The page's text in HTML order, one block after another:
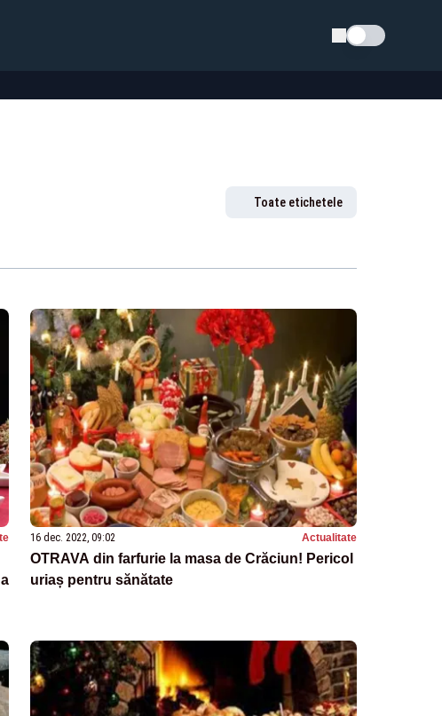
Schimba tema
Toate etichetele
16 dec. 2022, 09:02 Actualitate
OTRAVA din farfurie la masa de Crăciun! Pericol
uriaș pentru sănătate